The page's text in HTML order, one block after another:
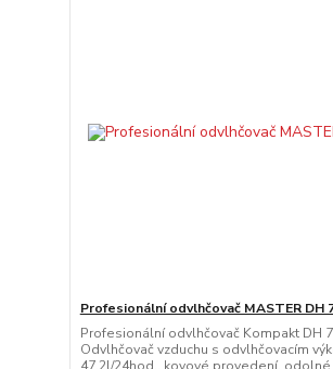
Profesionální odvlhčovač MASTER DH
Profesionální odvlhčovač Kompakt DH
Odvlhčovač vzduchu s odvlhčovacím